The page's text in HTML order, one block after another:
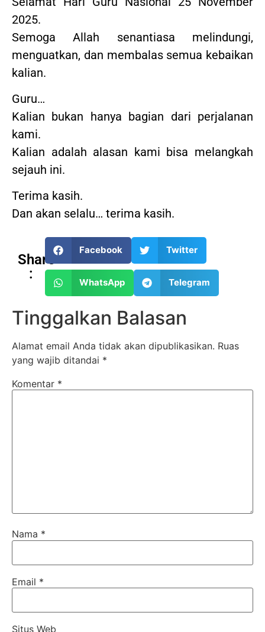
2025.
Semoga Allah senantiasa melindungi,
menguatkan, dan membalas semua kebaikan
kalian.
Guru…
Kalian bukan hanya bagian dari perjalanan
kami.
Kalian adalah alasan kami bisa melangkah
sejauh ini.
Terima kasih.
Dan akan selalu… terima kasih.
Share
:
Facebook Twitter
WhatsApp Telegram
Tinggalkan Balasan
Alamat email Anda tidak akan dipublikasikan. Ruas
yang wajib ditandai *
Komentar *
Nama *
Email *
Situs Web